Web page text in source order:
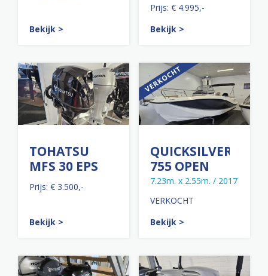
Bekijk >
Prijs: € 4.995,-
Bekijk >
TOHATSU
MFS 30 EPS
Prijs: € 3.500,-
Bekijk >
QUICKSILVER
755 OPEN
7.23m. x 2.55m. / 2017
VERKOCHT
Bekijk >